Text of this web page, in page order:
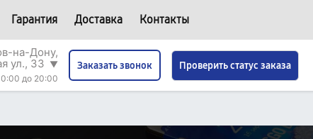
Гарантия Доставка Контакты
на-Дону,
ул., 33
▼
до 20:00
Заказать звонок Проверить статус заказа